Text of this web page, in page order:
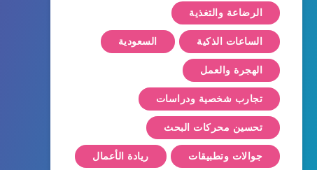
الرضاعة والتغذية
الساعات الذكية السعودية
الهجرة والعمل
تجارب شخصية ودراسات
تحسين محركات البحث
جوالات وتطبيقات ريادة الأعمال